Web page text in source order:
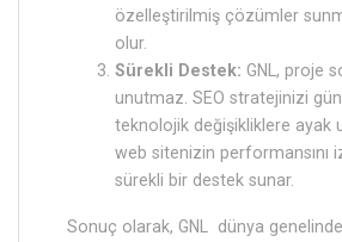
özelleştirilmiş çözümler
olur.
Sürekli Destek: GNL, proje
unutmaz. SEO stratejinizi
teknolojik değişikliklere ayak
web sitenizin performansını
sürekli bir destek sunar.
Sonuç olarak, GNL dünya